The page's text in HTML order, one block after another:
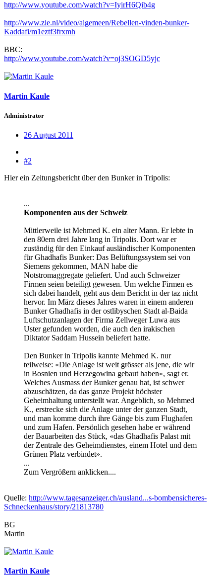
http://www.youtube.com/watch?v=IyirH6Qib4g
http://www.zie.nl/video/algemeen/Rebellen-vinden-bunker-
Kaddafi/m1eztf3frxmh
BBC:
http://www.youtube.com/watch?v=oj3SOGD5yjc
Martin Kaule
Administrator
26 August 2011
#2
Hier ein Zeitungsbericht über den Bunker in Tripolis:
...
Komponenten aus der Schweiz
Mittlerweile ist Mehmed K. ein alter Mann. Er lebte in
den 80ern drei Jahre lang in Tripolis. Dort war er
zuständig für den Einkauf ausländischer Komponenten
für Ghadhafis Bunker: Das Belüftungssystem sei von
Siemens gekommen, MAN habe die
Notstromaggregate geliefert. Und auch Schweizer
Firmen seien beteiligt gewesen. Um welche Firmen es
sich dabei handelt, geht aus dem Bericht in der taz nicht
hervor. Im März dieses Jahres waren in einem anderen
Bunker Ghadhafis in der ostlibyschen Stadt al-Baida
Luftschutzanlagen der Firma Zellweger Luwa aus
Uster gefunden worden, die auch den irakischen
Diktator Saddam Hussein beliefert hatte.
Den Bunker in Tripolis kannte Mehmed K. nur
teilweise: «Die Anlage ist weit grösser als jene, die wir
in Bosnien und Herzegowina gebaut haben», sagt er.
Welches Ausmass der Bunker genau hat, ist schwer
abzuschätzen, da das ganze Projekt höchster
Geheimhaltung unterstellt war. Angeblich, so Mehmed
K., erstrecke sich die Anlage unter der ganzen Stadt,
und man komme durch ihre Gänge bis zum Flughafen
und zum Hafen. Persönlich gesehen habe er während
der Bauarbeiten das Stück, «das Ghadhafis Palast mit
der Zentrale des Geheimdienstes, einem Hotel und dem
Grünen Platz verbindet».
...
Zum Vergrößern anklicken....
Quelle: http://www.tagesanzeiger.ch/ausland...s-bombensicheres-
Schneckenhaus/story/21813780
BG
Martin
Martin Kaule